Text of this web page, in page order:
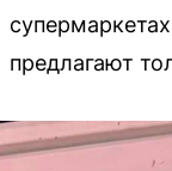
предлагают